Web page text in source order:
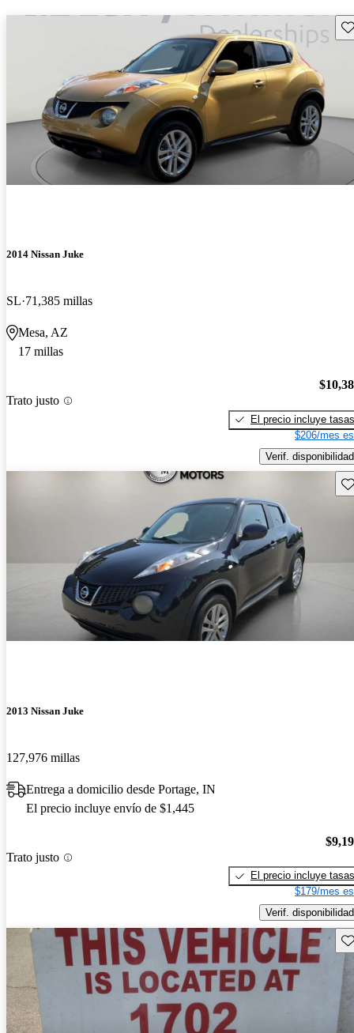
2014 Nissan Juke
SL 71,385 millas
Mesa, AZ
17 millas
Trato justo
El precio incluye tasas
$206/mes
Verif. disponibilidad
2013 Nissan Juke
127,976 millas
Entrega a domicilio desde Portage, IN
El precio incluye envío de $1,445
Trato justo
El precio incluye tasas
$179/mes
Verif. disponibilidad